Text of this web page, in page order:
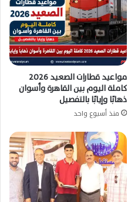
مواعيد قطارات الصعيد 2026
كاملة اليوم بين القاهرة وأسوان
ذهابًا وإيابًا بالتفصيل
منذ أسبوع واحد